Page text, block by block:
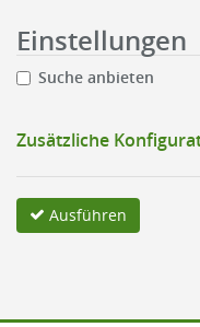
Einstellungen
Suche anbieten
Zusätzliche
Ausführen